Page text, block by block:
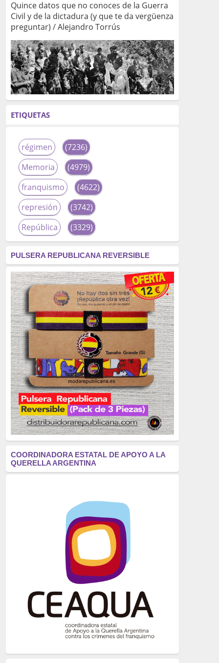
Quince datos que no conoces de la Guerra
Civil y de la dictadura (y que te da vergüenza
preguntar) / Alejandro Torrús
ETIQUETAS
régimen
(7236)
Memoria
(4979)
franquismo
(4622)
represión
(3742)
República
(3329)
fascismo
(2677)
tardofranquismo
(2320)
Actualidad
(2319)
monarquía
(2253)
borbones
(2176)
Cultura
(2163)
Guerra
(1674)
genocidio
(1234)
mujer
(1070)
Eventos
(914)
Crímenes del franquismo
(721)
(699)
(607)
neofranquismo
(567)
Justicia Universal
Derechos Humanos
(522)
Nacionalcatolicismo
(514)
PULSERA REPUBLICANA REVERSIBLE
COORDINADORA ESTATAL DE APOYO A LA
QUERELLA ARGENTINA